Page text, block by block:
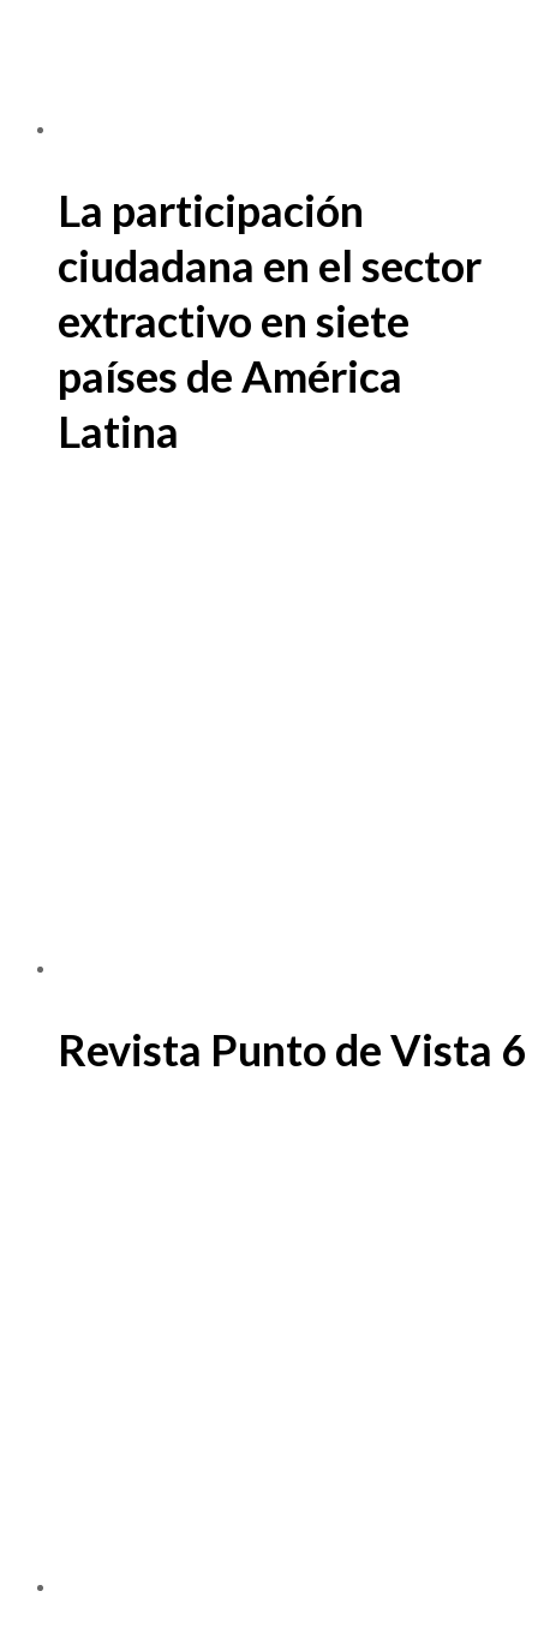
La participación
ciudadana en el sector
extractivo en siete
países de América
Latina
Revista Punto de Vista 6